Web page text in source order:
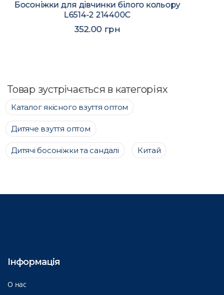
Босоніжки для дівчинки білого кольору
L6551-2 214402C
352.00 грн
Товар зустрічається в категоріях
Каталог якісного взуття оптом
Дитяче взуття оптом
Дитячі босоніжки та сандалі Китай
Інформація
О нас